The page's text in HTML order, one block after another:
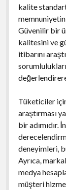
kalite
Güvenilir bir
kalitesini ve
itibarını
Tüketiciler
araştırması
bir adımıdır.
deneyimleri,
Ayrıca,
medya
müşteri